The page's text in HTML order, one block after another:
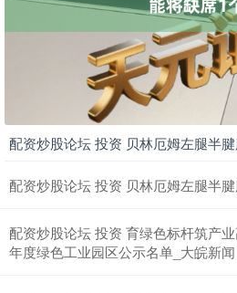
配资炒股论坛 投资 贝林厄姆左腿半
配资炒股论坛 投资 贝林厄姆左腿半
配资炒股论坛 投资 育绿色标杆筑产
年度绿色工业园区公示名单_大皖新